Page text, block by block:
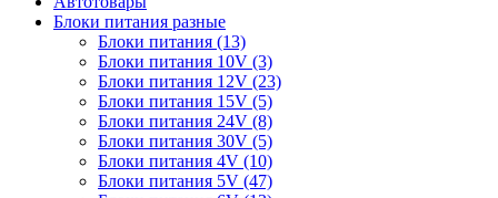
Блоки питания разные
Блоки питания (13)
Блоки питания 10V (3)
Блоки питания 12V (23)
Блоки питания 15V (5)
Блоки питания 24V (8)
Блоки питания 30V (5)
Блоки питания 4V (10)
Блоки питания 5V (47)